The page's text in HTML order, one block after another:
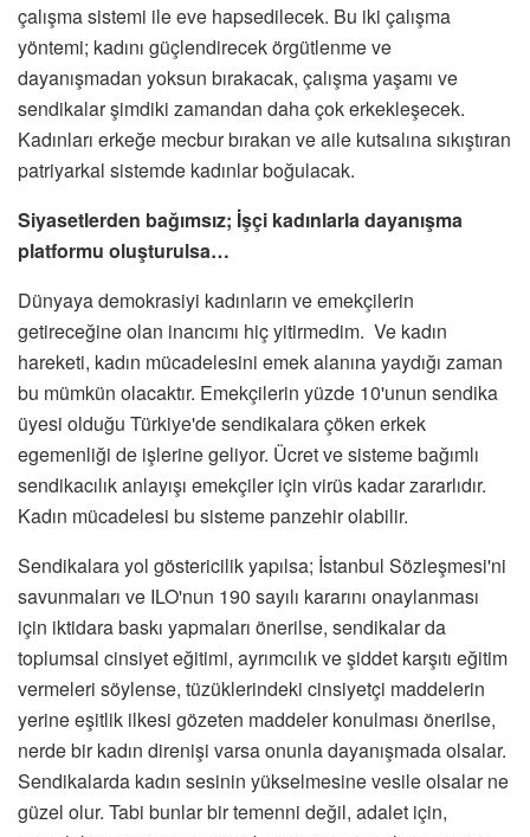
çalışma sistemi ile eve hapsedilecek. Bu iki çalışma
yöntemi; kadını güçlendirecek örgütlenme ve
dayanışmadan yoksun bırakacak, çalışma yaşamı ve
sendikalar şimdiki zamandan daha çok erkekleşecek.
Kadınları erkeğe mecbur bırakan ve aile kutsalına sıkıştıran
patriyarkal sistemde kadınlar boğulacak.
Siyasetlerden bağımsız; İşçi kadınlarla dayanışma
platformu oluşturulsa…
Dünyaya demokrasiyi kadınların ve emekçilerin
getireceğine olan inancımı hiç yitirmedim. Ve kadın
hareketi, kadın mücadelesini emek alanına yaydığı zaman
bu mümkün olacaktır. Emekçilerin yüzde 10'unun sendika
üyesi olduğu Türkiye'de sendikalara çöken erkek
egemenliği de işlerine geliyor. Ücret ve sisteme bağımlı
sendikacılık anlayışı emekçiler için virüs kadar zararlıdır.
Kadın mücadelesi bu sisteme panzehir olabilir.
Sendikalara yol göstericilik yapılsa; İstanbul Sözleşmesi'ni
savunmaları ve ILO'nun 190 sayılı kararını onaylanması
için iktidara baskı yapmaları önerilse, sendikalar da
toplumsal cinsiyet eğitimi, ayrımcılık ve şiddet karşıtı eğitim
vermeleri söylense, tüzüklerindeki cinsiyetçi maddelerin
yerine eşitlik ilkesi gözeten maddeler konulması önerilse,
nerde bir kadın direnişi varsa onunla dayanışmada olsalar.
Sendikalarda kadın sesinin yükselmesine vesile olsalar ne
güzel olur. Tabi bunlar bir temenni değil, adalet için,